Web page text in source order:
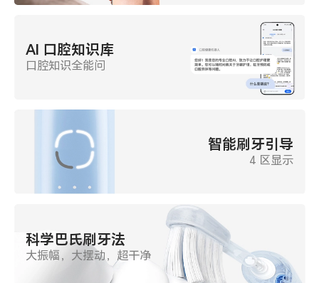
AI 口腔知识库
口腔知识全能问
智能刷牙引导
4 区显示
科学巴氏刷牙法
大振幅，大摆动，超干净